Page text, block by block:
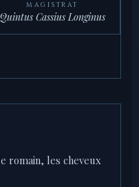
MAGISTRAT
Quintus Cassius Longinus
romain, les cheveux